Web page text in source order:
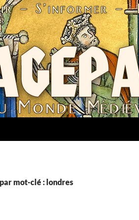
mot-clé : londres